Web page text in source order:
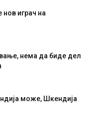
играч на
нема да биде дел
може, Шкендија